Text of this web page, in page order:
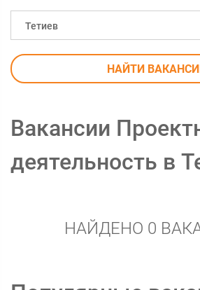
Тетиев
НАЙТИ
Вакансии
деятельность в
НАЙДЕНО 0